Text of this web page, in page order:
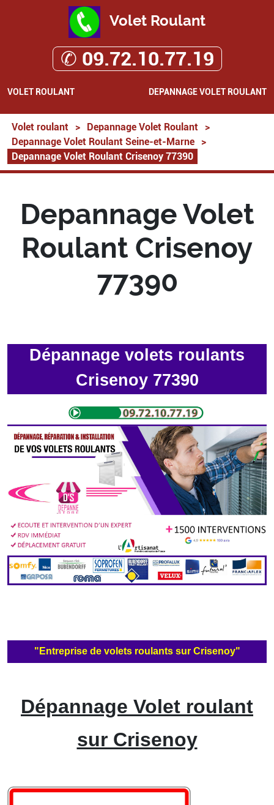
Volet Roulant
✆ 09.72.10.77.19
VOLET ROULANT DEPANNAGE VOLET ROULANT
Volet roulant > Depannage Volet Roulant
>
Depannage Volet Roulant Seine-et-Marne
>
Depannage Volet Roulant Crisenoy 77390
Depannage Volet
Roulant Crisenoy
77390
Dépannage volets roulants
Crisenoy 77390
"Entreprise de volets roulants sur Crisenoy"
Dépannage Volet roulant
sur Crisenoy